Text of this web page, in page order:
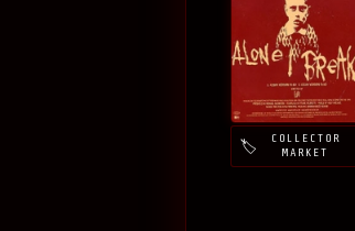
COLLECTOR
MARKET